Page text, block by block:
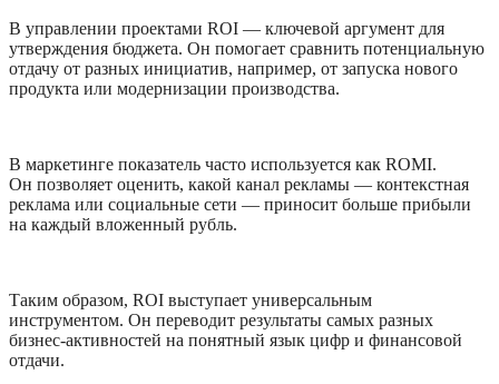
В управлении проектами ROI — ключевой аргумент для
утверждения бюджета. Он помогает сравнить потенциальную
отдачу от разных инициатив, например, от запуска нового
продукта или модернизации производства.
В маркетинге показатель часто используется как ROMI.
Он позволяет оценить, какой канал рекламы — контекстная
реклама или социальные сети — приносит больше прибыли
на каждый вложенный рубль.
Таким образом, ROI выступает универсальным
инструментом. Он переводит результаты самых разных
бизнес-активностей на понятный язык цифр и финансовой
отдачи.